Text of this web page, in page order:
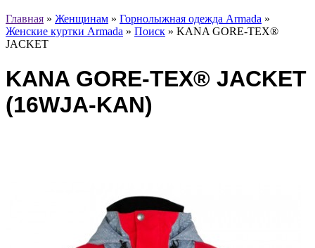
Главная » Женщинам » Горнолыжная одежда Armada »
Женские куртки Armada » Поиск » KANA GORE-TEX®
JACKET
KANA GORE-TEX® JACKET
(16WJA-KAN)